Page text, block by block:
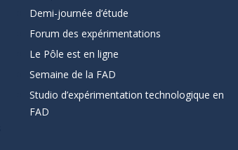
Demi-journée d’étude
Forum des expérimentations
Le Pôle est en ligne
Semaine de la FAD
Studio d’expérimentation technologique en
FAD